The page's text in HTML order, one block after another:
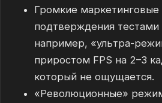
Громкие
подтверждения
например, «ультра-
приростом FPS на 2–3
который не ощущается.
«Революционные»